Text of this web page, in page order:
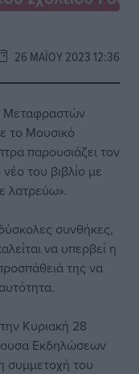
26 ΜΑΪ́ΟΥ 2023 12:36
Μεταφραστών
το Μουσικό
παρουσιάζει τον
του βιβλίο με
λατρεύω».
συνθήκες,
να υπερβεί η
της να
Κυριακή 28
Εκδηλώσεων
συμμετοχή του